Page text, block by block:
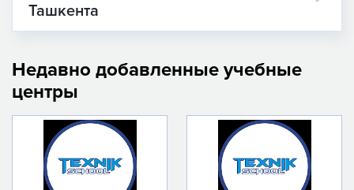
Ташкента
Недавно добавленные учебные
центры